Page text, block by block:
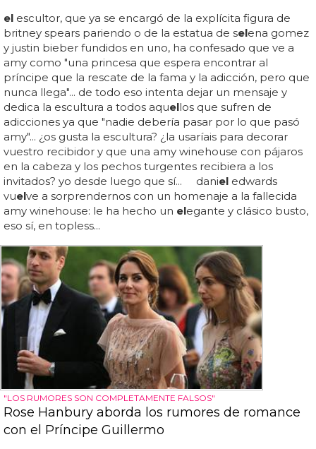
el escultor, que ya se encargó de la explícita figura de
britney spears pariendo o de la estatua de selena gomez
y justin bieber fundidos en uno, ha confesado que ve a
amy como "una princesa que espera encontrar al
príncipe que la rescate de la fama y la adicción, pero que
nunca llega"... de todo eso intenta dejar un mensaje y
dedica la escultura a todos aquellos que sufren de
adicciones ya que "nadie debería pasar por lo que pasó
amy"... ¿os gusta la escultura? ¿la usaríais para decorar
vuestro recibidor y que una amy winehouse con pájaros
en la cabeza y los pechos turgentes recibiera a los
invitados? yo desde luego que sí... daniel edwards
vuelve a sorprendernos con un homenaje a la fallecida
amy winehouse: le ha hecho un elegante y clásico busto,
eso sí, en topless...
"LOS RUMORES SON COMPLETAMENTE FALSOS"
Rose Hanbury aborda los rumores de romance
con el Príncipe Guillermo